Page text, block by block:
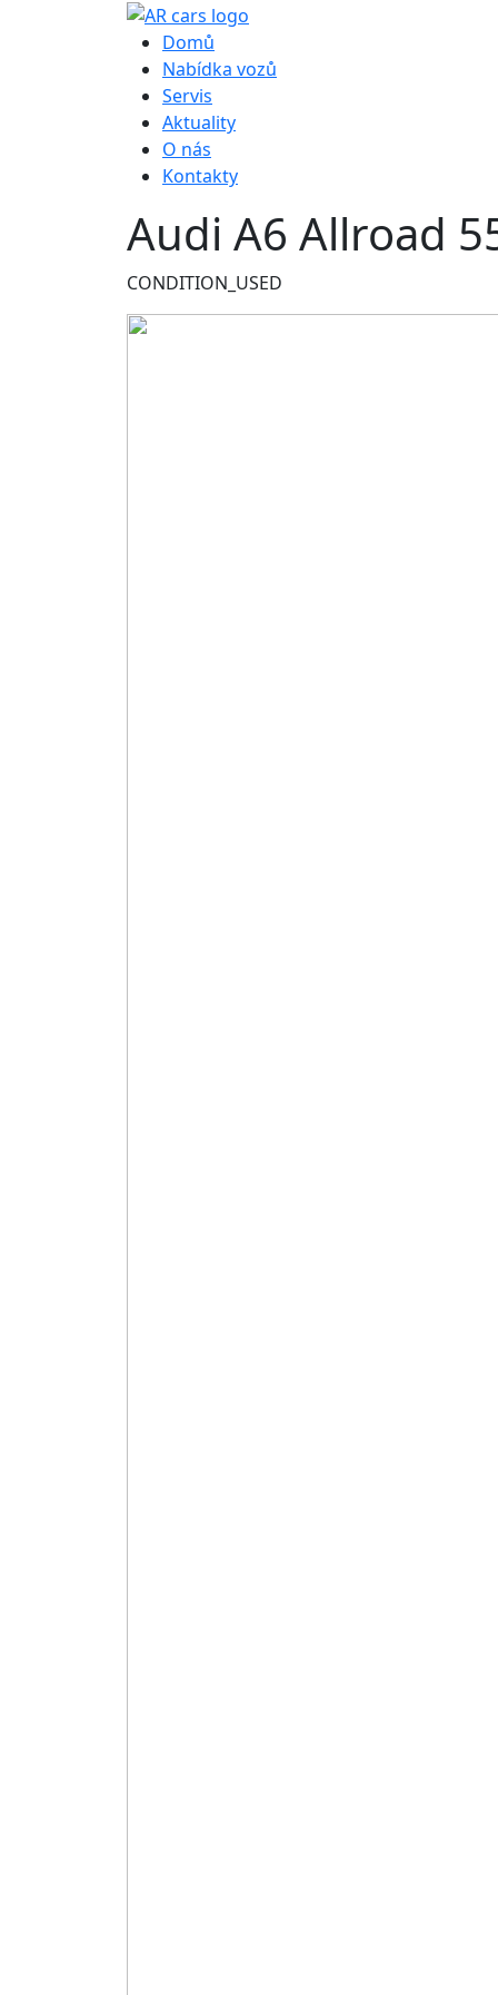
Hlavní navigace
Domů
Nabídka vozů
Servis
Aktuality
O nás
Kontakty
Audi A6 Allroad
CONDITION_USED
Obrázek